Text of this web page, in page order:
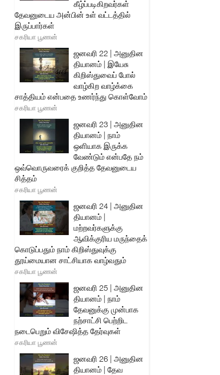
கீழ்ப்படிகிறவர்கள்
தேவனுடைய அன்பின் உள் வட்டத்தில்
இருப்பார்கள்
சகரியா பூணன்
ஜனவரி 22 | அனுதின
தியானம் | இயேசு
கிறிஸ்துவைப் போல்
வாழ்கிற வாழ்க்கை
சாத்தியம் என்பதை உணர்ந்து கொள்வோம்
சகரியா பூணன்
ஜனவரி 23 | அனுதின
தியானம் | நாம்
ஒளியாக இருக்க
வேண்டும் என்பதே நம்
ஒவ்வொருவரைக் குறித்த தேவனுடைய
சித்தம்
சகரியா பூணன்
ஜனவரி 24 | அனுதின
தியானம் |
மற்றவர்களுக்கு
ஆவிக்குரிய மருந்தைக்
கொடுப்பதும் நாம் கிறிஸ்துவுக்கு
தூய்மையான சாட்சியாக வாழ்வதும்
சகரியா பூணன்
ஜனவரி 25 | அனுதின
தியானம் | நாம்
தேவனுக்கு முன்பாக
நற்சாட்சி பெற்றிட
நடைபெறும் விசேஷித்த தேர்வுகள்
சகரியா பூணன்
ஜனவரி 26 | அனுதின
தியானம் | தேவ